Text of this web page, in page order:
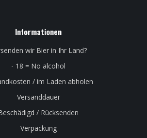
Informationen
wir Bier in Ihr Land?
- 18 = No alcohol
/ im Laden abholen
Versanddauer
/ Rücksenden
Verpackung